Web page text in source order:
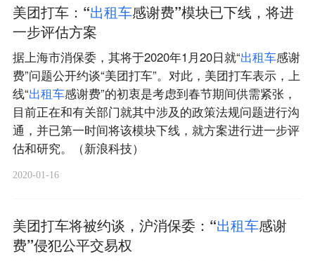
美团打车：“出租车感谢费”模块已下线，将进
一步评估方案
据上海市消保委，其将于2020年1月20日就“出租车感谢
费”问题公开约谈“美团打车”。对此，美团打车表示，上
线“出租车感谢费”的初衷是考虑到春节期间供需紧张，
目前正在和有关部门就其中涉及的政策法规问题进行沟
通，并已第一时间将该模块下线，就方案进行进一步评
估和研究。（新浪科技）
2020-01-16
美团打车将被约谈，沪消保委：“出租车感谢
费”侵犯公平交易权